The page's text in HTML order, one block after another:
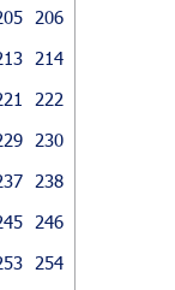
206
214
222
230
238
246
254